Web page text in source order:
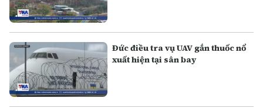
Đức điều tra vụ UAV gắn thuốc nổ
xuất hiện tại sân bay